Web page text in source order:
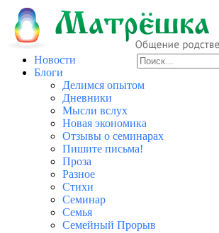
Новости
Блоги
Делимся опытом
Дневники
Мысли вслух
Новая экономика
Отзывы о семинарах
Пишите письма!
Проза
Разное
Стихи
Семинар
Семья
Семейный Прорыв